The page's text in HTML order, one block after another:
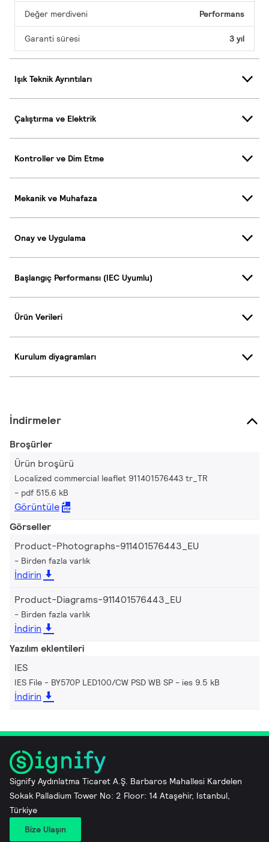
Değer merdiveni Performans
Garanti süresi 3 yıl
Işık Teknik Ayrıntıları
Çalıştırma ve Elektrik
Kontroller ve Dim Etme
Mekanik ve Muhafaza
Onay ve Uygulama
Başlangıç Performansı (IEC Uyumlu)
Ürün Verileri
Kurulum diyagramları
İndirmeler
Broşürler
Ürün broşürü
Localized commercial leaflet 911401576443 tr_TR
pdf 515.6 kB
Görüntüle
Görseller
Product-Photographs-911401576443_EU
Birden fazla varlık
İndirin
Product-Diagrams-911401576443_EU
Birden fazla varlık
İndirin
Yazılım eklentileri
IES
IES File - BY570P LED100/CW PSD WB SP ies 9.5 kB
İndirin
Signify Aydınlatma Ticaret A.Ş. Barbaros Mahallesi Kardelen
Sokak Palladium Tower No: 2 Floor: 14 Ataşehir, Istanbul,
Türkiye
Bize Ulaşın